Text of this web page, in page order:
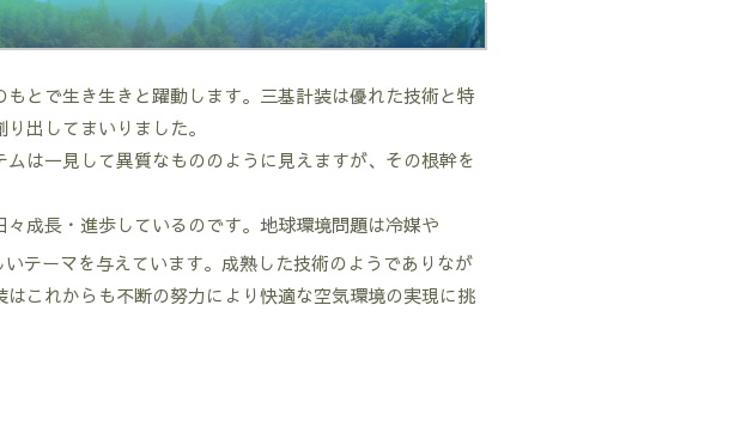
とで生き生きと躍動します。三基計装は優れた技術と特
出してまいりました。
は一見して異質なもののように見えますが、その根幹を
成長・進歩しているのです。地球環境問題は冷媒や
テーマを与えています。成熟した技術のようでありなが
これからも不断の努力により快適な空気環境の実現に挑